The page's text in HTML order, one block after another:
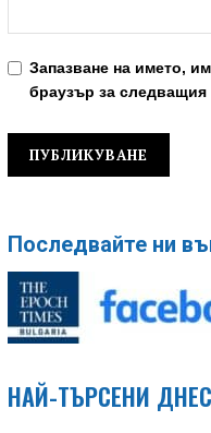
Запазване на името,
браузър за следващия
Последвайте ни
НАЙ-ТЪРСЕНИ ДНЕС